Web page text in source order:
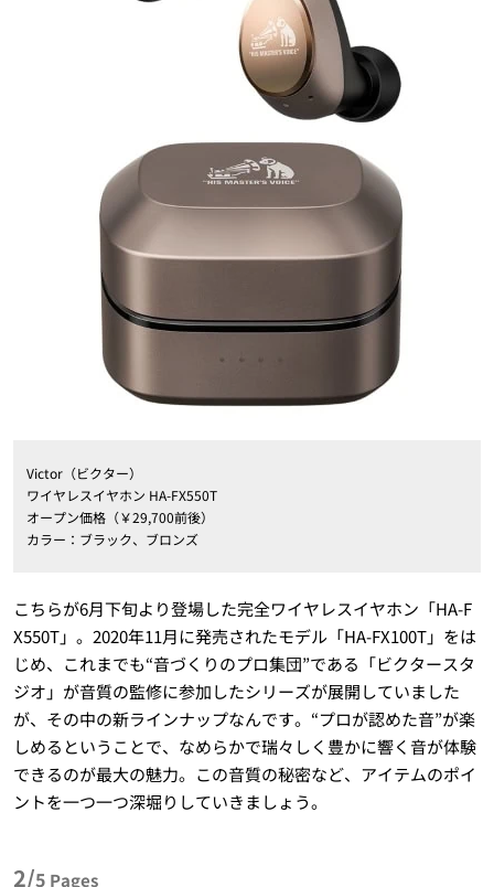
Victor（ビクター）
ワイヤレスイヤホン HA-FX550T
オープン価格（￥29,700前後）
カラー：ブラック、ブロンズ
こちらが6月下旬より登場した完全ワイヤレスイヤホン「HA-F
X550T」。2020年11月に発売されたモデル「HA-FX100T」をは
じめ、これまでも“音づくりのプロ集団”である「ビクタースタ
ジオ」が音質の監修に参加したシリーズが展開していました
が、その中の新ラインナップなんです。“プロが認めた音”が楽
しめるということで、なめらかで瑞々しく豊かに響く音が体験
できるのが最大の魅力。この音質の秘密など、アイテムのポイ
ントを一つ一つ深堀りしていきましょう。
2/5 Pages